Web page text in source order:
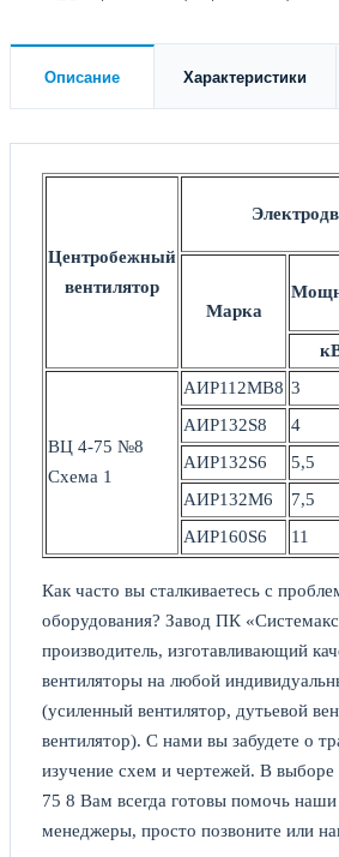
Описание Характеристики
Центробежный
вентилятор
Марка
ВЦ 4-75 №8
Схема 1
АИР112МВ8 3
АИР132S8
4
АИР132S6
5,5
АИР132М6
7,5
АИР160S6
11
Как часто вы сталкиваетесь с
оборудования? Завод ПК
производитель, изготавливающий
вентиляторы на любой
(усиленный вентилятор, дутьевой
вентилятор). С нами вы забудете о
изучение схем и чертежей. В
75 8 Вам всегда готовы помочь
менеджеры, просто позвоните или